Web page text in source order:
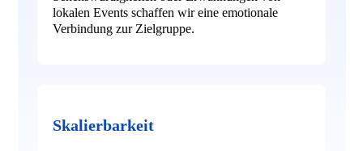
lokalen Events schaffen wir eine emotionale
Verbindung zur Zielgruppe.
Skalierbarkeit